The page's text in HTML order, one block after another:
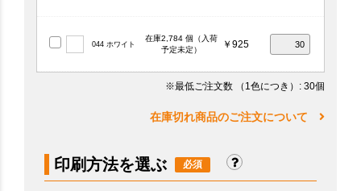
044 ホワイト
在庫2,784 個（入荷
予定未定）
￥925
※最低ご注文数 （1色につき） : 30個
在庫切れ商品のご注文について
印刷方法を選ぶ